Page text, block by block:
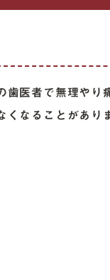
歯医者で無理やり
なることがあり